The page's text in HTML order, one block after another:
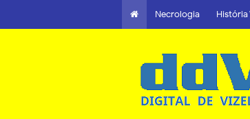
Necrologia História